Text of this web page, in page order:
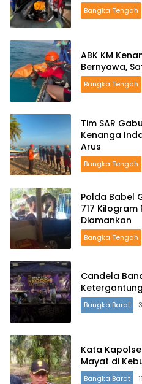
Bangka Tengah
ABK KM
Bernyawa,
Bangka Tengah
Tim SAR
Kenanga
Arus
Bangka Tengah
Polda Babel
717 Kilogram
Diamankan
Bangka Tengah
Candela
Bangka Barat
Kata
Mayat di
Bangka Barat